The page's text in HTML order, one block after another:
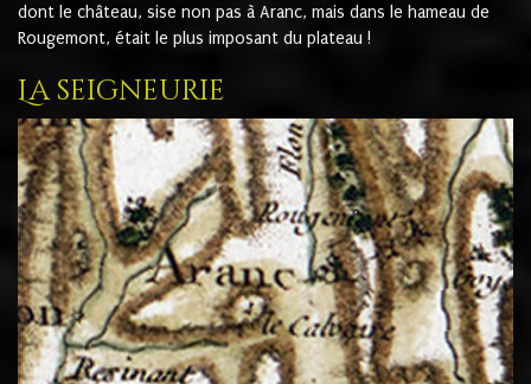
dont le château, sise non pas à Aranc, mais dans le hameau de
Rougemont, était le plus imposant du plateau !
La seigneurie